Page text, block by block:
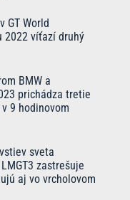
GT World
2022 víťazí druhý
BMW a
prichádza tretie
9 hodinovom
sveta
zastrešuje
aj vo vrcholovom